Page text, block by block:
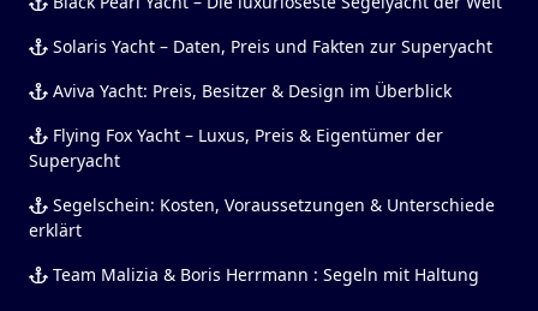
Solaris Yacht – Daten, Preis und Fakten zur Superyacht
Aviva Yacht: Preis, Besitzer & Design im Überblick
Flying Fox Yacht – Luxus, Preis & Eigentümer der
Superyacht
Segelschein: Kosten, Voraussetzungen & Unterschiede
erklärt
Team Malizia & Boris Herrmann : Segeln mit Haltung